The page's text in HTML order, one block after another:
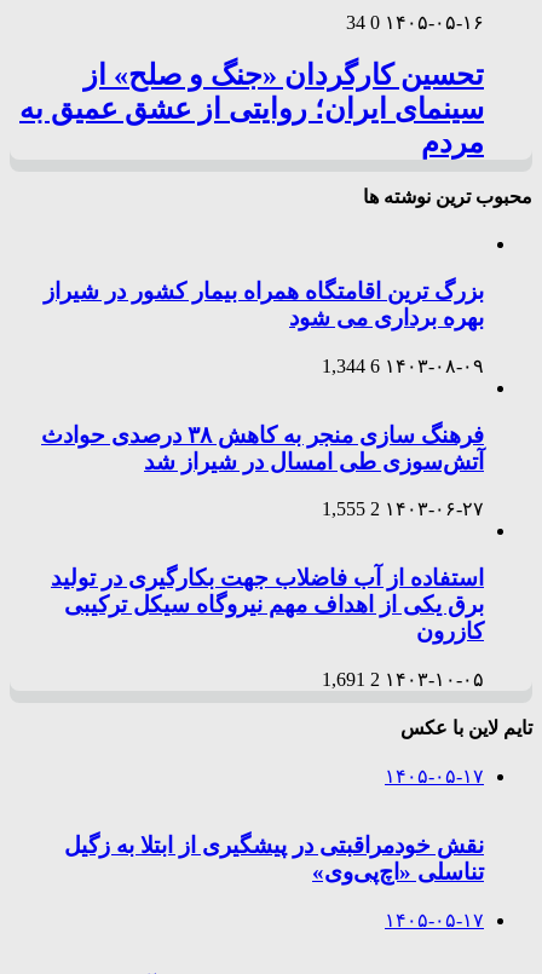
۱۴۰۵-۰۵-۱۶ 0
34
تحسین کارگردان «جنگ و صلح» از
سینمای ایران؛ روایتی از عشق عمیق به
مردم
محبوب ترین نوشته ها
بزرگ ترین اقامتگاه همراه بیمار کشور در شیراز
بهره برداری می شود
۱۴۰۳-۰۸-۰۹ 6
1,344
فرهنگ سازی منجر به کاهش ۳۸ درصدی حوادث
آتش‌سوزی طی امسال در شیراز شد
۱۴۰۳-۰۶-۲۷ 2
1,555
استفاده از آب فاضلاب جهت بکارگیری در تولید
برق یکی از اهداف مهم نیروگاه سیکل ترکیبی
کازرون
۱۴۰۳-۱۰-۰۵ 2
1,691
تایم لاین با عکس
۱۴۰۵-۰۵-۱۷
نقش خودمراقبتی در پیشگیری از ابتلا به زگیل
تناسلی «اچ‌پی‌وی»
۱۴۰۵-۰۵-۱۷